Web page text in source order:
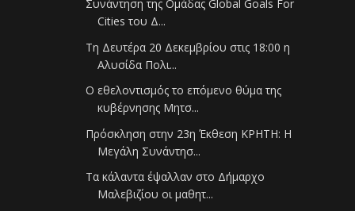
Συνάντηση της Ομάδας Global Goals For
Cities του Δ...
Τη Δευτέρα 20 Δεκεμβρίου στις 18:00 η
Αλυσίδα Πολι...
Ο εθελοντισμός το επόμενο θύμα της
κυβέρνησης Μητσ...
Πρόσκληση στην 23η Έκθεση ΚΡΗΤΗ: Η
Μεγάλη Συνάντησ...
Τα κάλαντα έψαλλαν στο Δήμαρχο
Μαλεβιζίου οι μαθητ...